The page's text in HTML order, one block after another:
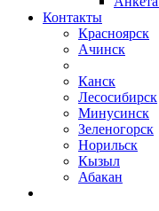
Контакты
Красноярск
Ачинск
Канск
Лесосибирск
Минусинск
Зеленогорск
Норильск
Кызыл
Абакан